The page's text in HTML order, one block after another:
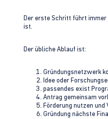
Der erste Schritt führt immer
ist.
Der übliche Ablauf ist:
Gründungsnetzwerk
Idee oder
passendes exist
Antrag gemeinsam
Förderung nutzen
Gründung nächste